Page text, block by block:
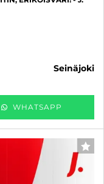
seinäjoki
WHATSAPP